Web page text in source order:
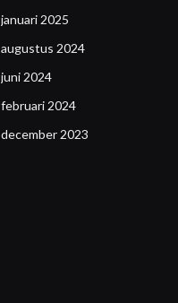
januari 2025
augustus 2024
juni 2024
februari 2024
december 2023